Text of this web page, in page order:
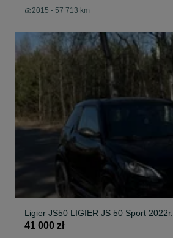
2015 - 57 713 km
Ligier JS50 LIGIER JS 50 Sport 2022r.
41 000 zł